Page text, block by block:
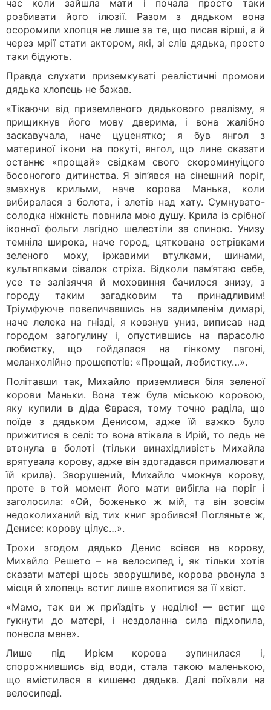
час коли зайшла мати і почала просто таки
розбивати його ілюзії. Разом з дядьком вона
осоромили хлопця не лише за те, що писав вірші, а й
через мрії стати актором, які, зі слів дядька, просто
таки бідують.
Правда слухати приземкуваті реалістичні промови
дядька хлопець не бажав.
«Тікаючи від приземленого дядькового реалізму, я
прищикнув його мову дверима, і вона жалібно
заскавучала, наче цуценятко; я був янгол з
материної ікони на покуті, янгол, що лине сказати
останнє «прощай» свідкам свого скороминуіцого
босоногого дитинства. Я зіп’явся на сінешний поріг,
змахнув крильми, наче корова Манька, коли
вибиралася з болота, і злетів над хату. Сумнувато-
солодка ніжність повнила мою душу. Крила із срібної
іконної фольги лагідно шелестіли за спиною. Унизу
темніла широка, наче город, цяткована острівками
зеленого моху, іржавими втулками, шинами,
культяпками сівалок стріха. Відколи пам’ятаю себе,
усе те залізяччя й моховиння бачилося знизу, з
городу таким загадковим та принадливим!
Тріумфуюче повеличавшись на задимленім димарі,
наче лелека на гнізді, я ковзнув униз, виписав над
городом загогулину і, опустившись на парасолю
любистку, що гойдалася на гінкому пагоні,
меланхолійно прошепотів: «Прощай, любистку…».
Політавши так, Михайло приземлився біля зеленої
корови Маньки. Вона теж була міською коровою,
яку купили в діда Єврася, тому точно раділа, що
поїде з дядьком Денисом, адже їй важко було
прижитися в селі: то вона втікала в Ирій, то ледь не
втонула в болоті (тільки винахідливість Михайла
врятувала корову, адже він здогадався прималювати
їй крила). Зворушений, Михайло чмокнув корову,
проте в той момент його мати вибігла на поріг і
заголосила: «Ой, боженько ж мій, та він зовсім
недоколиханий від тих книг зробився! Погляньте ж,
Денисе: корову цілує…».
Трохи згодом дядько Денис всівся на корову,
Михайло Решето – на велосипед і, як тільки хотів
сказати матері щось зворушливе, корова рвонула з
місця й хлопець встиг лише вхопитися за її хвіст.
«Мамо, так ви ж приїздіть у неділю! — встиг ще
гукнути до матері, і нездоланна сила підхопила,
понесла мене».
Лише під Ирієм корова зупинилася і,
спорожнившись від води, стала такою маленькою,
що вмістилася в кишеню дядька. Далі поїхали на
велосипеді.